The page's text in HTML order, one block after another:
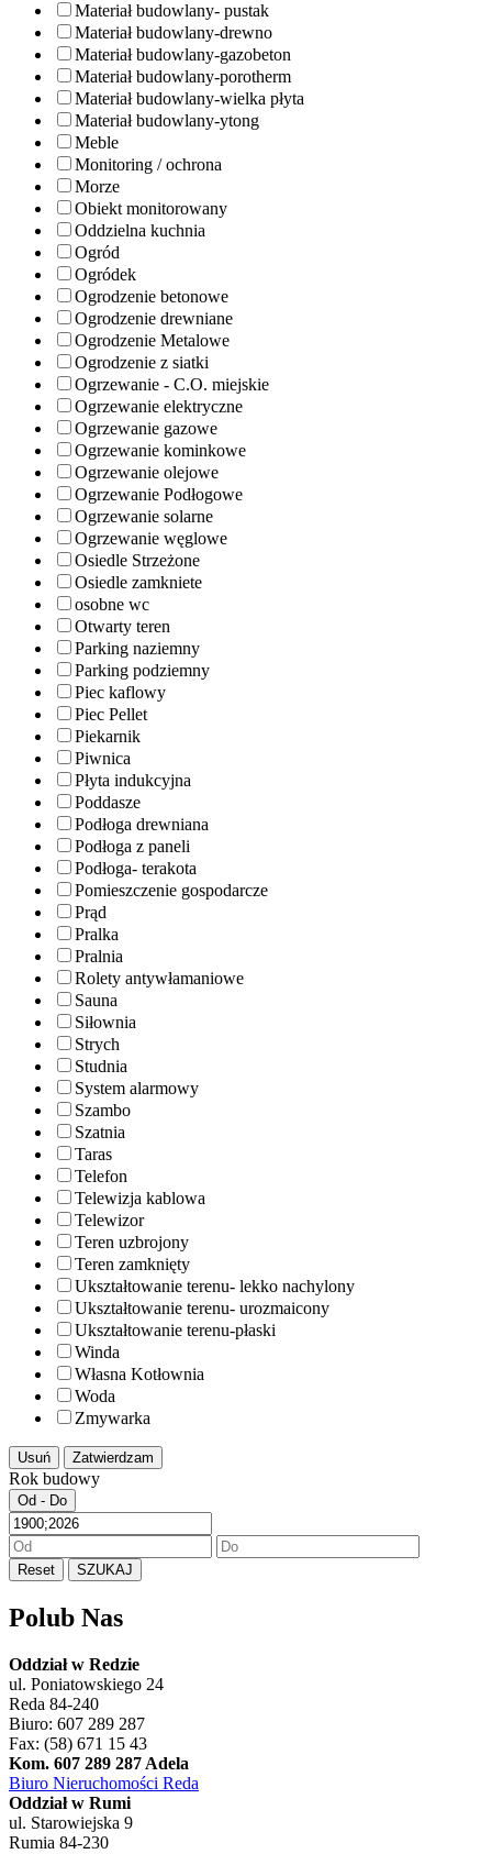
Materiał budowlany- pustak
Materiał budowlany-drewno
Materiał budowlany-gazobeton
Materiał budowlany-porotherm
Materiał budowlany-wielka płyta
Materiał budowlany-ytong
Meble
Monitoring / ochrona
Morze
Obiekt monitorowany
Oddzielna kuchnia
Ogród
Ogródek
Ogrodzenie betonowe
Ogrodzenie drewniane
Ogrodzenie Metalowe
Ogrodzenie z siatki
Ogrzewanie - C.O. miejskie
Ogrzewanie elektryczne
Ogrzewanie gazowe
Ogrzewanie kominkowe
Ogrzewanie olejowe
Ogrzewanie Podłogowe
Ogrzewanie solarne
Ogrzewanie węglowe
Osiedle Strzeżone
Osiedle zamkniete
osobne wc
Otwarty teren
Parking naziemny
Parking podziemny
Piec kaflowy
Piec Pellet
Piekarnik
Piwnica
Płyta indukcyjna
Poddasze
Podłoga drewniana
Podłoga z paneli
Podłoga- terakota
Pomieszczenie gospodarcze
Prąd
Pralka
Pralnia
Rolety antywłamaniowe
Sauna
Siłownia
Strych
Studnia
System alarmowy
Szambo
Szatnia
Taras
Telefon
Telewizja kablowa
Telewizor
Teren uzbrojony
Teren zamknięty
Ukształtowanie terenu- lekko nachylony
Ukształtowanie terenu- urozmaicony
Ukształtowanie terenu-płaski
Winda
Własna Kotłownia
Woda
Zmywarka
Usuń Zatwierdzam
Rok budowy
Od - Do
Reset SZUKAJ
Polub Nas
Oddział w Redzie
ul. Poniatowskiego 24
Reda 84-240
Biuro: 607 289 287
Fax: (58) 671 15 43
Kom. 607 289 287 Adela
Biuro Nieruchomości Reda
Oddział w Rumi
ul. Starowiejska 9
Rumia 84-230